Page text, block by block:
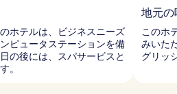
ホテルは、ビジネスニーズ
ピュータステーションを備
の後には、スパサービスと
。
地元の
このホ
みいた
グリッ